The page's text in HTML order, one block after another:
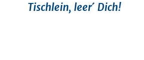
Tischlein, leer´ Dich!